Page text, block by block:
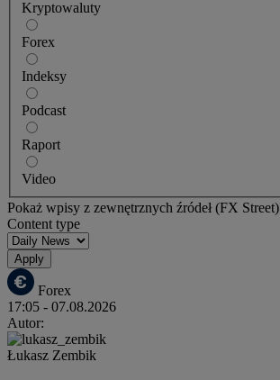
Kryptowaluty
Forex
Indeksy
Podcast
Raport
Video
Pokaż wpisy z zewnętrznych źródeł (FX Street)
Content type
Apply
Forex
17:05 - 07.08.2026
Autor:
Łukasz Zembik